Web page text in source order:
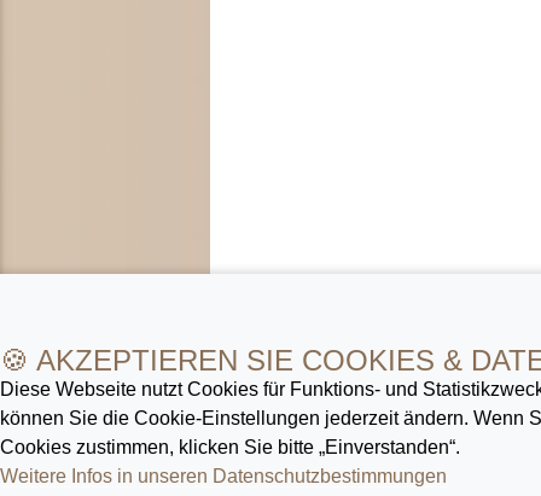
🍪 AKZEPTIEREN SIE COOKIES &
Diese Webseite nutzt Cookies für Funktions- und
können Sie die Cookie-Ein­stellungen jederzeit ändern. Wenn
Cookies zustimmen, klicken Sie bitte „Einverstanden“.
Weitere Infos in unseren Datenschutz­bestimmungen